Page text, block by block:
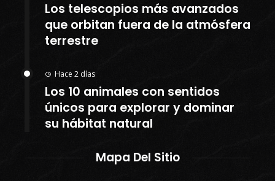
Los telescopios más avanzados
que orbitan fuera de la atmósfera
terrestre
Hace 2 días
Los 10 animales con sentidos
únicos para explorar y dominar
su hábitat natural
Mapa Del Sitio